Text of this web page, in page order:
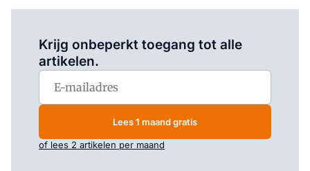
Krijg onbeperkt toegang tot alle
artikelen.
Lees 1 maand gratis
of lees 2 artikelen per maand